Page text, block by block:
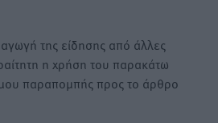
της είδησης από άλλες
η χρήση του παρακάτω
παραπομπής προς το άρθρο